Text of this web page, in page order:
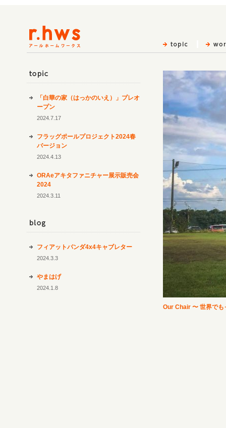
Our Chair 〜 世界でも
「白華の家（はっかのいえ）」プレオ
ープン
2024.7.17
フラッグポールプロジェクト2024春
バージョン
2024.4.13
ORAeアキタファニチャー展示販売会
2024
2024.3.11
フィアットパンダ4x4キャブレター
2024.3.3
やまはげ
2024.1.8